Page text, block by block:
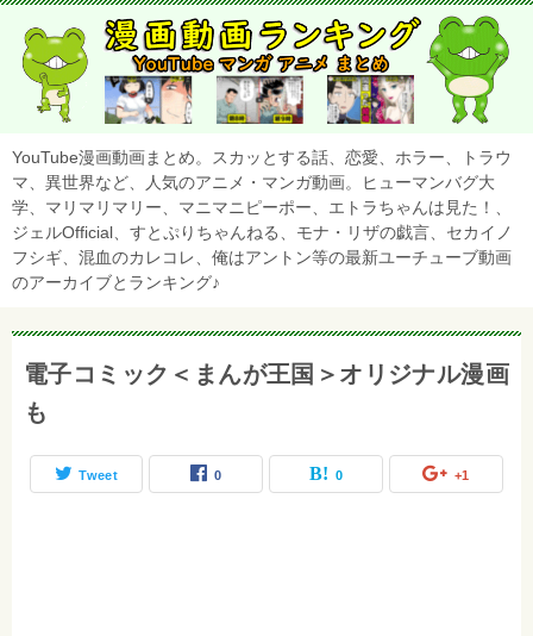
YouTube漫画動画まとめ。スカッとする話、恋愛、ホラー、トラウ
マ、異世界など、人気のアニメ・マンガ動画。ヒューマンバグ大
学、マリマリマリー、マニマニピーポー、エトラちゃんは見た！、
ジェルOfficial、すとぷりちゃんねる、モナ・リザの戯言、セカイノ
フシギ、混血のカレコレ、俺はアントン等の最新ユーチューブ動画
のアーカイブとランキング♪
電子コミック＜まんが王国＞オリジナル漫画
も
Tweet 0 0 +1